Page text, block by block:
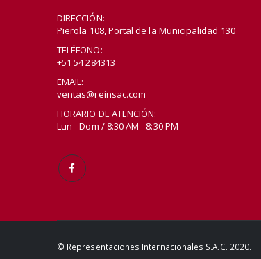
DIRECCIÓN:
Pierola 108, Portal de la Municipalidad 130
TELÉFONO:
+51 54 284313
EMAIL:
ventas@reinsac.com
HORARIO DE ATENCIÓN:
Lun - Dom / 8:30 AM - 8:30 PM
© Representaciones Internacionales S.A.C. 2020.